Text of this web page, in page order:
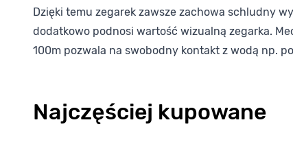
Dzięki temu zegarek zawsze zachowa schludny
dodatkowo podnosi wartość wizualną zegarka.
100m pozwala na swobodny kontakt z wodą np.
Najczęściej kupowane